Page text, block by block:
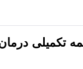
تکمیلی